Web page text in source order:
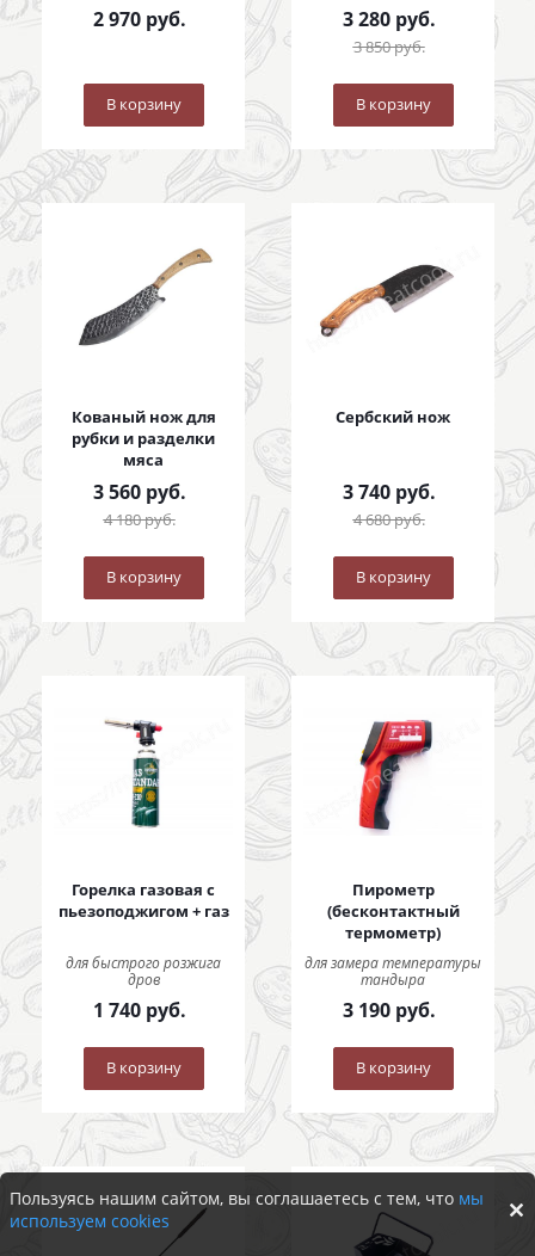
2 970руб.
В корзину
3 280руб.
3 850руб.
В корзину
Кованый нож для
рубки и разделки
мяса
3 560руб.
4 180руб.
В корзину
Сербский нож
3 740руб.
4 680руб.
В корзину
Горелка газовая с
пьезоподжигом + газ
для быстрого розжига
дров
1 740руб.
В корзину
Пирометр
(бесконтактный
термометр)
для замера температуры
тандыра
3 190руб.
В корзину
Пользуясь нашим сайтом, вы соглашаетесь с тем, что мы
используем cookies